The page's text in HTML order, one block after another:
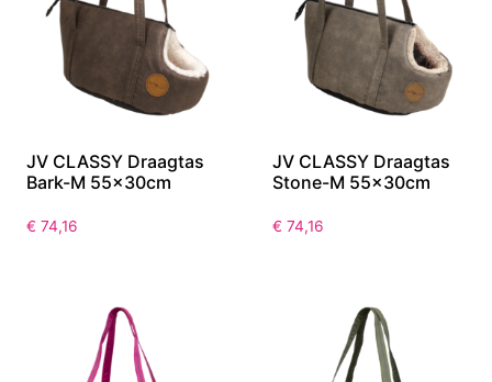
JV CLASSY Draagtas
Bark-M 55x30cm
€ 74,16
JV CLASSY Draagtas
Stone-M 55x30cm
€ 74,16